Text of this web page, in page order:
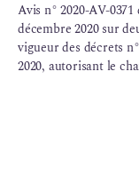
Avis n° 2020-AV-
décembre 2020 sur
vigueur des décrets
2020, autorisant le